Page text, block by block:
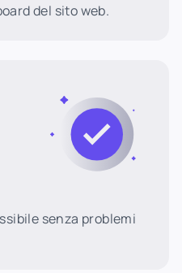
del sito web.
senza problemi